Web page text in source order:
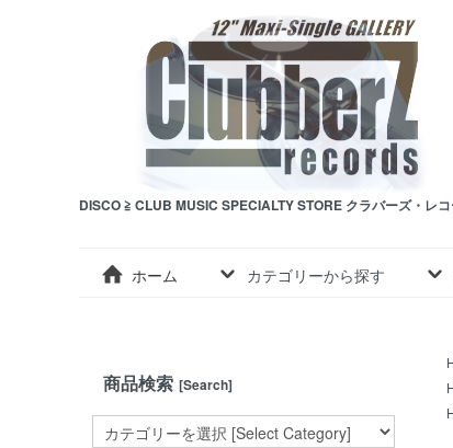
DISCO ≧ CLUB MUSIC SPECIALTY STORE クラバーズ・レ
ホーム カテゴリーから探す
商品検索 [Search]